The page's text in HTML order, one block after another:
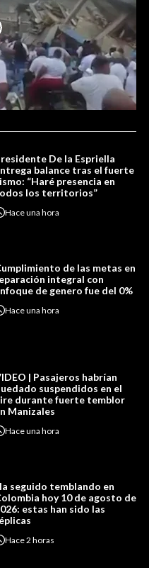
De la Espriella
balance tras el fuerte
“Haré presencia en
los territorios”
Haceuna hora
de las metas en
integral con
de genero fue del 0%
Haceuna hora
| Pasajeros habrían
suspendidos en el
durante fuerte temblor
Manizales
Haceuna hora
seguido temblando en
hoy 10 de agosto de
estas han sido las
Hace2 horas